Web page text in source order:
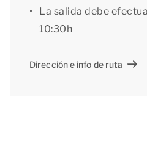
están habilitados para sillas
coche, lo puedes dejar en
estancia puedes utilizar la
La salida debe
10:30h
Dirección e info de ruta